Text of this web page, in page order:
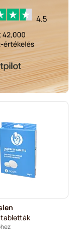
tabletták